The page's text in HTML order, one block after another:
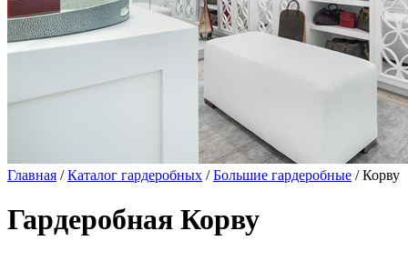
Главная /Каталог гардеробных /Большие гардеробные / Корву
Гардеробная Корву